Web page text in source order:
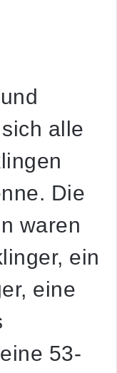
alle
Die
waren
ein
eine
53-